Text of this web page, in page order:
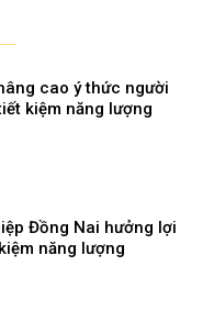
cao ý thức người
kiệm năng lượng
Đồng Nai hưởng lợi
năng lượng